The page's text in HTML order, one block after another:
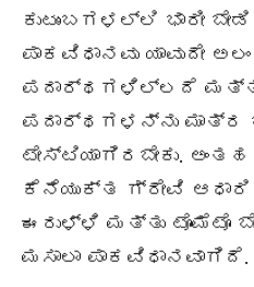
ಕುಟುಂಬಗಳಲ್ಲಿ ಭಾರೀ
ಪಾಕವಿಧಾನವು ಯಾವುದೇ
ಪದಾರ್ಥಗಳಿಲ್ಲದೆ
ಪದಾರ್ಥಗಳನ್ನು
ಟೇಸ್ಟಿಯಾಗಿರಬೇಕು.
ಕೆನೆಯುಕ್ತ ಗ್ರೇವಿ
ಈರುಳ್ಳಿ ಮತ್ತು ಟೊಮೆಟೊ
ಮಸಾಲಾ ಪಾಕವಿಧಾನವಾಗಿದೆ.